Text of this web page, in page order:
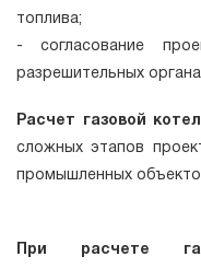
топлива;
- согласование
разрешительных
Расчет газовой
сложных этапов
промышленных
При расчете